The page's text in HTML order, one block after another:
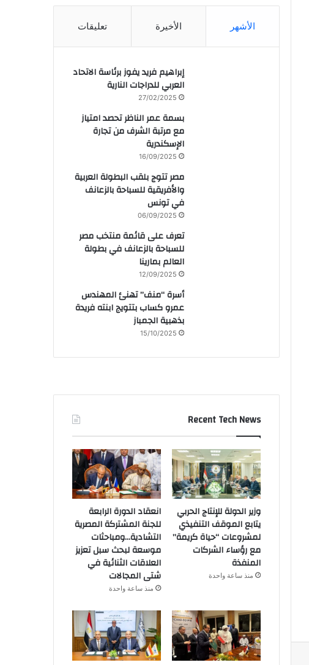
الأشهر الأخيرة تعليقات
إبراهيم فريد يفوز برئاسة الاتحاد
العربي للدراجات النارية
27/02/2025
بسمة عمر الناظر تحصد امتياز
مع مرتبة الشرف من تجارة
الإسكندرية
16/09/2025
مصر تتوج بلقب البطولة العربية
والأفريقية للسباحة بالزعانف
في تونس
06/09/2025
تعرف على قائمة منتخب مصر
للسباحة بالزعانف في بطولة
العالم بمارينا
12/09/2025
أسرة “منف” تهنئ المهندس
عمرو كساب بتتويج ابنته فريدة
بذهبية الجمباز
15/10/2025
Recent Tech News
وزير الدولة للإنتاج الحربي
يتابع الموقف التنفيذي
لمشروعات “حياة كريمة”
مع رؤساء الشركات
المنفذة
منذ ساعة واحدة
انعقاد الدورة الرابعة
للجنة المشتركة المصرية
التشادية…ومباحثات
موسعة لبحث سبل تعزيز
العلاقات الثنائية في
شتى المجالات
منذ ساعة واحدة